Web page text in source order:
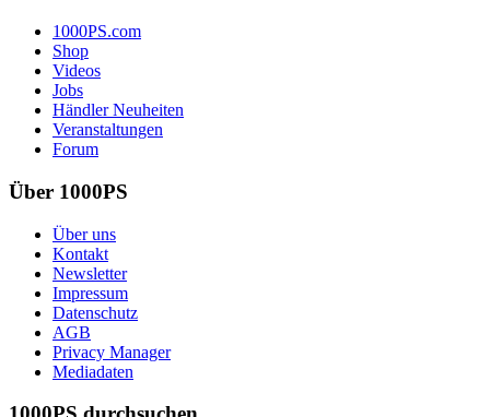
1000PS.com
Shop
Videos
Jobs
Händler Neuheiten
Veranstaltungen
Forum
Über 1000PS
Über uns
Kontakt
Newsletter
Impressum
Datenschutz
AGB
Privacy Manager
Mediadaten